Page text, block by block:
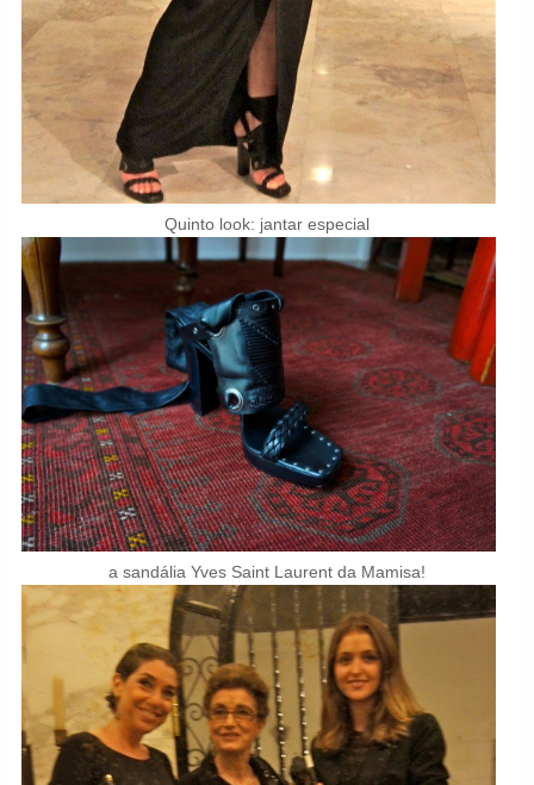
Quinto look: jantar especial
a sandália Yves Saint Laurent da Mamisa!